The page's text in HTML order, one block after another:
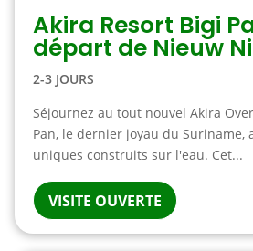
Akira Resort Bigi
départ de Nieuw
2-3 JOURS
Séjournez au tout nouvel Akira
Pan, le dernier joyau du Suriname,
uniques construits sur l'eau. Cet...
VISITE OUVERTE